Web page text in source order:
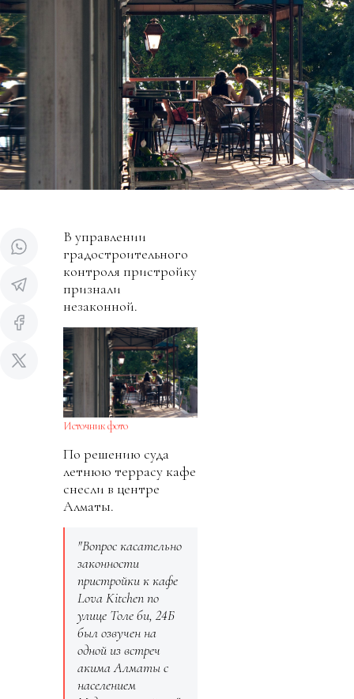
В управлении
градостроительного
контроля пристройку
признали
незаконной.
Источник фото
По решению суда
летнюю террасу кафе
снесли в центре
Алматы.
"Вопрос касательно
законности
пристройки к кафе
Lova Kitchen по
улице Толе би, 24Б
был озвучен на
одной из встреч
акима Алматы с
населением